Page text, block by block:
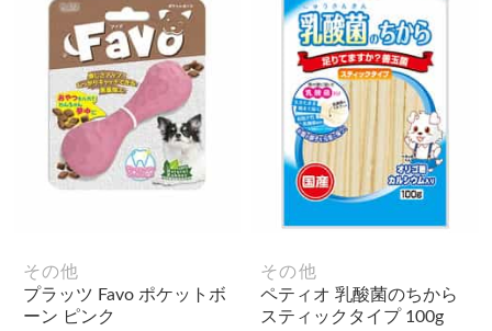
その他
プラッツ Favo ポケットボ
ーン ピンク
その他
ペティオ 乳酸菌のちから
スティックタイプ 100g